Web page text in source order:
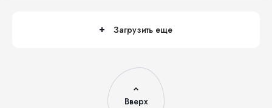
Загрузить еще
Вверх